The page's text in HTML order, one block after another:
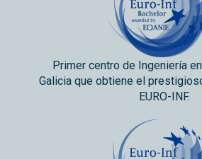
Primer centro de Ingeniería
Galicia que obtiene el
EURO-INF.